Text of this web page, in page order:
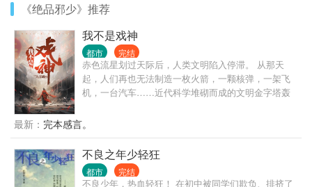
《绝品邪少》推荐
我不是戏神
都市 完结
赤色流星划过天际后，人类文明陷入停滞。 从那天
起，人们再也无法制造一枚火箭，一颗核弹，一架飞
机，一台汽车……近代科学堆砌而成的文明金字塔轰
拖入无序的深渊。 在这个时代，人命渺如尘埃； 在这
个时代，人类灿若星辰。 大厦将倾，有人见一戏子屹
立文明废墟之上，红帔似血，时笑时哭， 时代的帘幕
在他身后缓缓打开，他张开双臂，对着累累众生轻声
最新： 完本感言。
不良之年少轻狂
都市 完结
不良少年，热血轻狂！ 在初中被同学们欺负、排挤了